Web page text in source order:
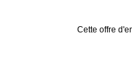
Cette offre